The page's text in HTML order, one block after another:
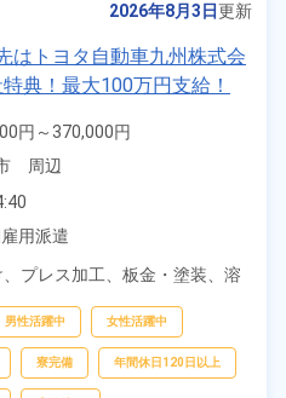
無期雇用派遣
員
い
2026年8月3日更新
はトヨタ自動車九州株式会
典！最大100万円支給！
あり！相当支給★大手自動
・塗装作業！未経験歓迎
当も充実！備品付き1R寮
20代～30代の男女活躍
物資事前対応可◎《福岡
円～370,000円
～255,000円
　周辺
用派遣
プレス加工、 板金・塗装、 溶
男性活躍中 女性活躍中
寮完備 年間休日120日以上